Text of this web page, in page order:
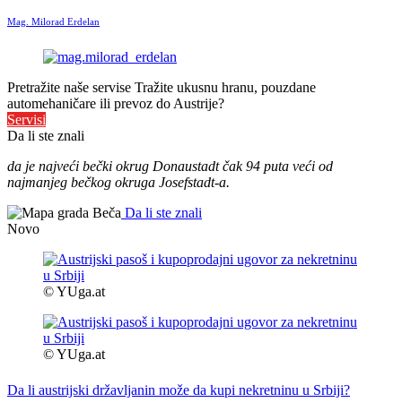
Mag. Milorad Erdelan
Pretražite naše servise Tražite ukusnu hranu, pouzdane
automehaničare ili prevoz do Austrije?
Servisi
Da li ste znali
da je najveći bečki okrug Donaustadt čak 94 puta veći od
najmanjeg bečkog okruga Josefstadt-a.
Da li ste znali
Novo
© YUga.at
© YUga.at
Da li austrijski državljanin može da kupi nekretninu u Srbiji?